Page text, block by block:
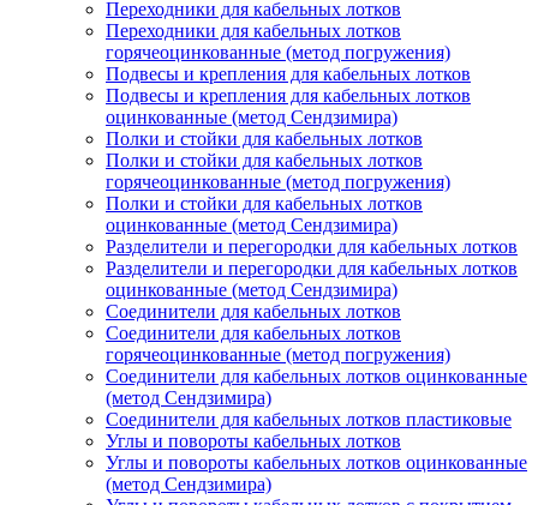
Переходники для кабельных лотков
Переходники для кабельных лотков
горячеоцинкованные (метод погружения)
Подвесы и крепления для кабельных лотков
Подвесы и крепления для кабельных лотков
оцинкованные (метод Сендзимира)
Полки и стойки для кабельных лотков
Полки и стойки для кабельных лотков
горячеоцинкованные (метод погружения)
Полки и стойки для кабельных лотков
оцинкованные (метод Сендзимира)
Разделители и перегородки для кабельных лотков
Разделители и перегородки для кабельных лотков
оцинкованные (метод Сендзимира)
Соединители для кабельных лотков
Соединители для кабельных лотков
горячеоцинкованные (метод погружения)
Соединители для кабельных лотков оцинкованные
(метод Сендзимира)
Соединители для кабельных лотков пластиковые
Углы и повороты кабельных лотков
Углы и повороты кабельных лотков оцинкованные
(метод Сендзимира)